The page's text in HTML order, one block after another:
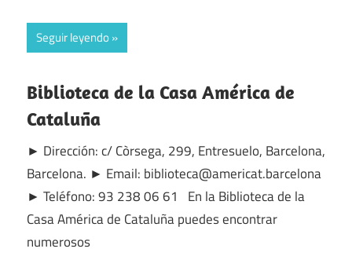
Seguir leyendo
Biblioteca de la Casa América de
Cataluña
► Dirección: c/ Còrsega, 299, Entresuelo, Barcelona,
Barcelona. ► Email: biblioteca@americat.barcelona
► Teléfono: 93 238 06 61 En la Biblioteca de la
Casa América de Cataluña puedes encontrar
numerosos